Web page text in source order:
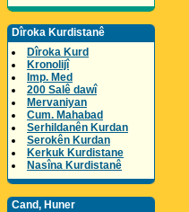
Dîroka Kurdistanê
Dîroka Kurd
Kronolijî
Imp. Med
200 Salê dawî
Mervaniyan
Cum. Mahabad
Serhildanên Kurdan
Serokên Kurdan
Kerkuk Kurdistane
Nasîna Kurdistanê
Cand, Huner